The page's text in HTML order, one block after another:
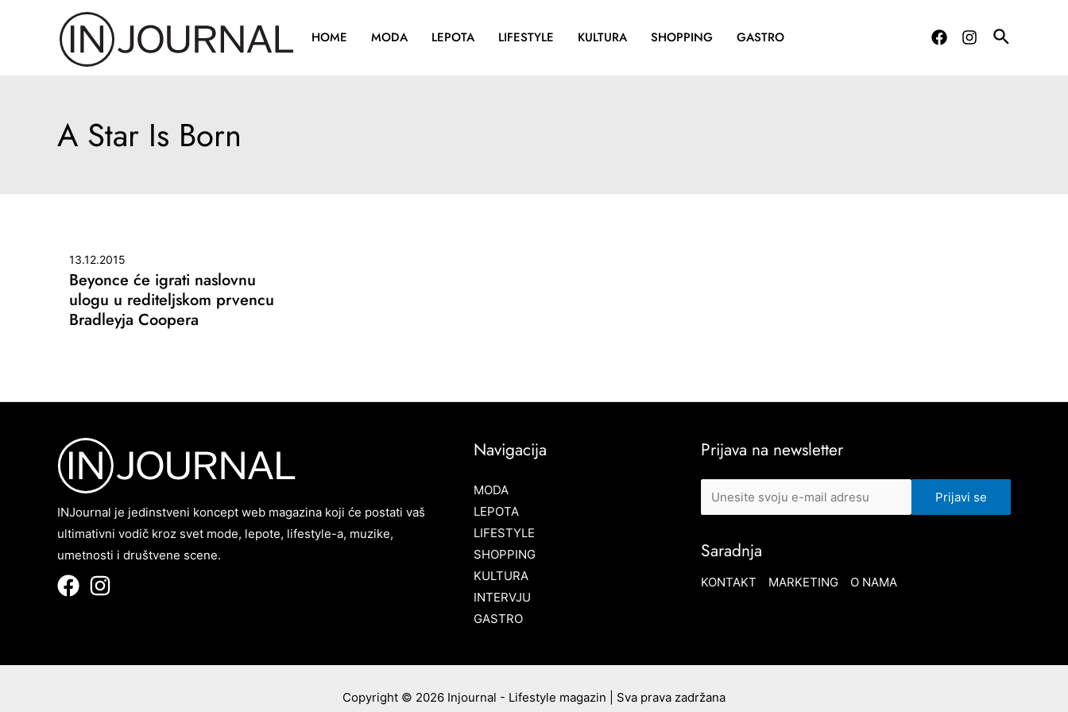
HOME MODA LEPOTA LIFESTYLE KULTURA SHOPPING GASTRO
A Star Is Born
13.12.2015
Beyonce će igrati naslovnu
ulogu u rediteljskom prvencu
Bradleyja Coopera
INJournal je jedinstveni koncept web magazina koji će postati vaš
ultimativni vodič kroz svet mode, lepote, lifestyle-a, muzike,
umetnosti i društvene scene.
Navigacija
MODA
LEPOTA
LIFESTYLE
SHOPPING
KULTURA
INTERVJU
GASTRO
Prijava na newsletter
Saradnja
KONTAKT MARKETING O NAMA
Copyright © 2026 Injournal - Lifestyle magazin | Sva prava zadržana